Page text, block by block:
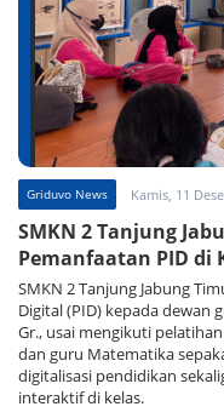
Griduvo News Kamis, 11
SMKN 2 Tanjung
Pemanfaatan PID di
SMKN 2 Tanjung Jabung
Digital (PID) kepada dewan
Gr., usai mengikuti
dan guru Matematika
digitalisasi pendidikan
interaktif di kelas.